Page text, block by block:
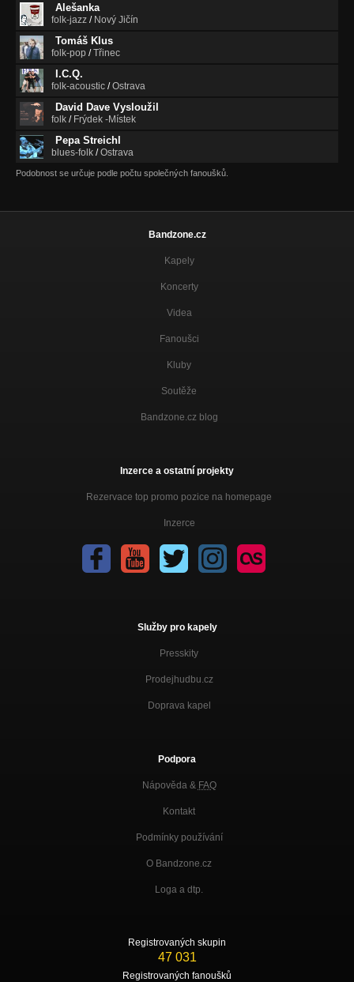
Alešanka
folk-jazz / Nový Jičín
Tomáš Klus
folk-pop /Třinec
I.C.Q.
folk-acoustic /Ostrava
David Dave Vysloužil
folk / Frýdek -Místek
Pepa Streichl
blues-folk /Ostrava
Podobnost se určuje podle počtu společných fanoušků.
Bandzone.cz
Kapely
Koncerty
Videa
Fanoušci
Kluby
Soutěže
Bandzone.cz blog
Inzerce a ostatní projekty
Rezervace top promo pozice na homepage
Inzerce
Služby pro kapely
Presskity
Prodejhudbu.cz
Doprava kapel
Podpora
Nápověda & FAQ
Kontakt
Podmínky používání
O Bandzone.cz
Loga a dtp.
Registrovaných skupin
47 031
Registrovaných fanoušků